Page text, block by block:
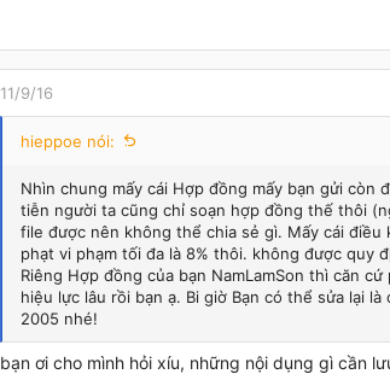
11/9/16
hieppoe nói:
Nhìn chung mấy cái Hợp đồng mấy bạn gửi
tiễn người ta cũng chỉ soạn hợp đồng thế thôi
file được nên không thể chia sẻ gì. Mấy cái điều
phạt vi phạm tối đa là 8% thôi. không được quy
Riêng Hợp đồng của bạn NamLamSon thì căn
hiệu lực lâu rồi bạn ạ. Bi giờ Bạn có thể sửa lại
2005 nhé!
bạn ơi cho mình hỏi xíu, những nội dụng gì cần